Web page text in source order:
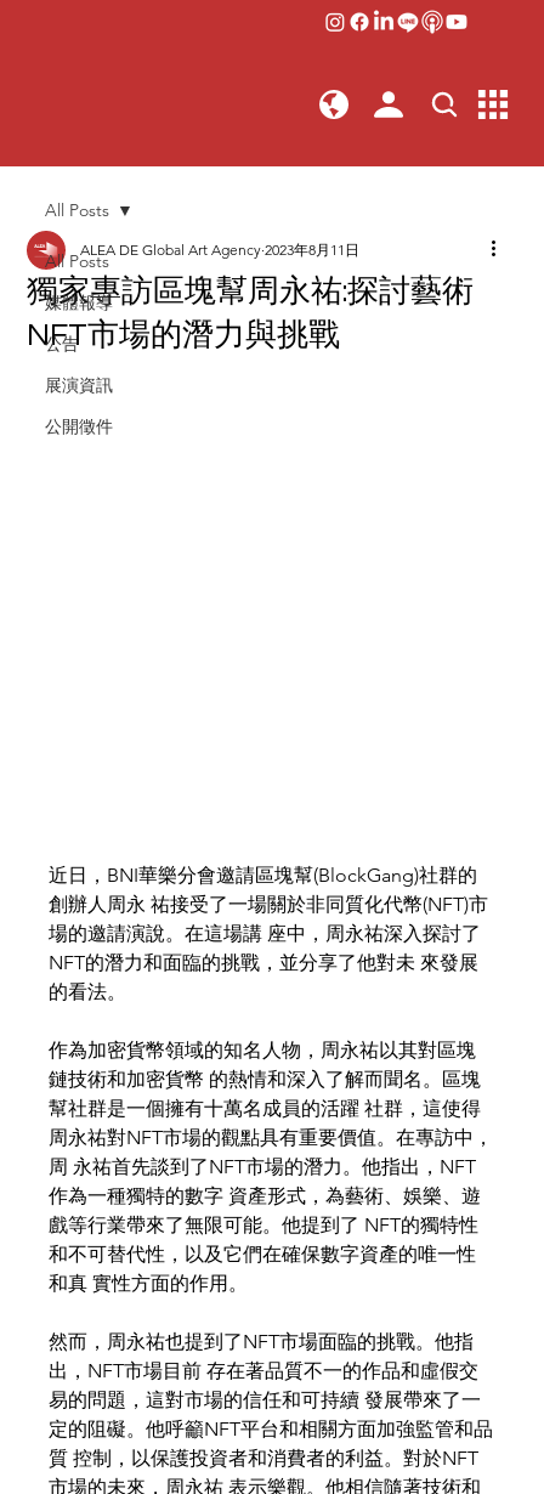
All Posts
媒體報導
公告
展演資訊
公開徵件
All Posts
獨家專訪區塊幫周永祐:探討藝術
NFT市場的潛力與挑戰
ALEA DE Global Art Agency 2023年8月11日
近日，BNI華樂分會邀請區塊幫(BlockGang)社群的
創辦人周永 祐接受了一場關於非同質化代幣(NFT)市
場的邀請演說。在這場講 座中，周永祐深入探討了
NFT的潛力和面臨的挑戰，並分享了他對未 來發展
的看法。
作為加密貨幣領域的知名人物，周永祐以其對區塊
鏈技術和加密貨幣 的熱情和深入了解而聞名。區塊
幫社群是一個擁有十萬名成員的活躍 社群，這使得
周永祐對NFT市場的觀點具有重要價值。在專訪中，
周 永祐首先談到了NFT市場的潛力。他指出，NFT
作為一種獨特的數字 資產形式，為藝術、娛樂、遊
戲等行業帶來了無限可能。他提到了 NFT的獨特性
和不可替代性，以及它們在確保數字資產的唯一性
和真 實性方面的作用。
然而，周永祐也提到了NFT市場面臨的挑戰。他指
出，NFT市場目前 存在著品質不一的作品和虛假交
易的問題，這對市場的信任和可持續 發展帶來了一
定的阻礙。他呼籲NFT平台和相關方面加強監管和品
質 控制，以保護投資者和消費者的利益。對於NFT
市場的未來，周永祐 表示樂觀。他相信隨著技術和